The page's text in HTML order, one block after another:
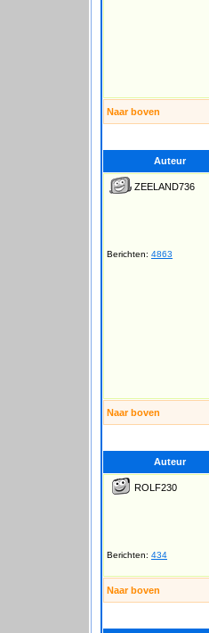
Naar boven
Auteur
ZEELAND736
Berichten: 4863
Naar boven
Auteur
ROLF230
Berichten: 434
Naar boven